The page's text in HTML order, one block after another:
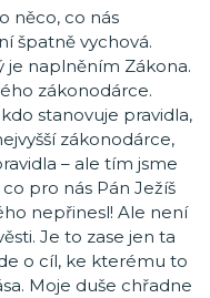
něco, co nás
špatně vychová.
je naplněním Zákona.
zákonodárce.
stanovuje pravidla,
zákonodárce,
– ale tím jsme
pro nás Pán Ježíš
nepřinesl! Ale není
Je to zase jen ta
o cíl, ke kterému to
Moje duše chřadne